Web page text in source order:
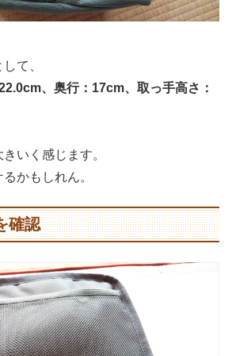
て、
、奥行：17cm、取っ手高さ：
いく感じます。
かもしれん。
確認